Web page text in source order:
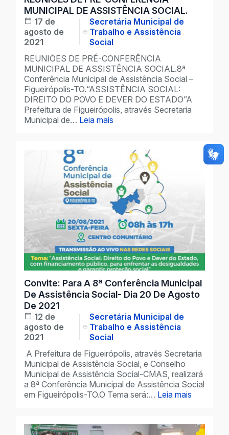
MUNICIPAL DE ASSISTÊNCIA SOCIAL.
17 de
agosto de
2021
Secretária Municipal de
Trabalho e Assistência
Social
REUNIÕES DE PRÉ-CONFERÊNCIA
MUNICIPAL DE ASSISTÊNCIA SOCIAL.8ª
Conferência Municipal de Assistência Social –
Figueirópolis-TO.“ASSISTÊNCIA SOCIAL:
DIREITO DO POVO E DEVER DO ESTADO”A
Prefeitura de Figueirópolis, através Secretaria
Municipal de… Leia mais
Convite: Para A 8ª Conferência Municipal
De Assistência Social- Dia 20 De Agosto
De 2021
12 de
agosto de
2021
Secretária Municipal de
Trabalho e Assistência
Social
A Prefeitura de Figueirópolis, através Secretaria
Municipal de Assistência Social, e Conselho
Municipal de Assistência Social-CMAS, realizará
a 8ª Conferência Municipal de Assistência Social
em Figueirópolis-TO.O Tema será:… Leia mais